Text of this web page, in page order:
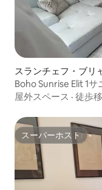
スランチェフ・ブリ
Boho Sunrise Elit 1サ
屋外スペース · 徒歩
スーパーホスト
スーパーホスト